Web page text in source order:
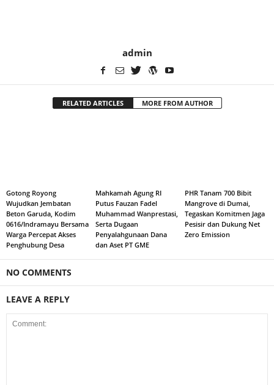
admin
RELATED ARTICLES MORE FROM AUTHOR
Gotong Royong
Wujudkan Jembatan
Beton Garuda, Kodim
0616/Indramayu Bersama
Warga Percepat Akses
Penghubung Desa
Mahkamah Agung RI
Putus Fauzan Fadel
Muhammad Wanprestasi,
Serta Dugaan
Penyalahgunaan Dana
dan Aset PT GME
PHR Tanam 700 Bibit
Mangrove di Dumai,
Tegaskan Komitmen Jaga
Pesisir dan Dukung Net
Zero Emission
NO COMMENTS
LEAVE A REPLY